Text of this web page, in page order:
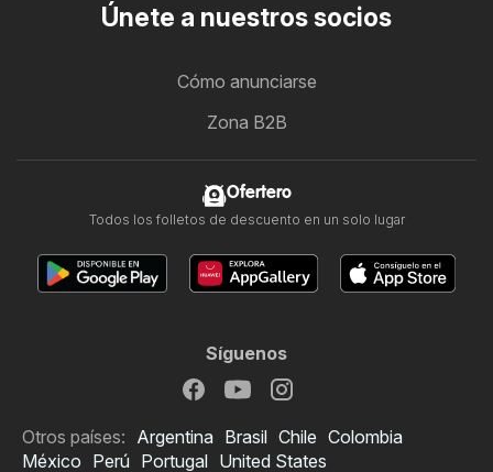
Únete a nuestros socios
Cómo anunciarse
Zona B2B
Ofertero
Todos los folletos de descuento en un solo lugar
Síguenos
Otros países: Argentina Brasil Chile Colombia
México Perú Portugal United States